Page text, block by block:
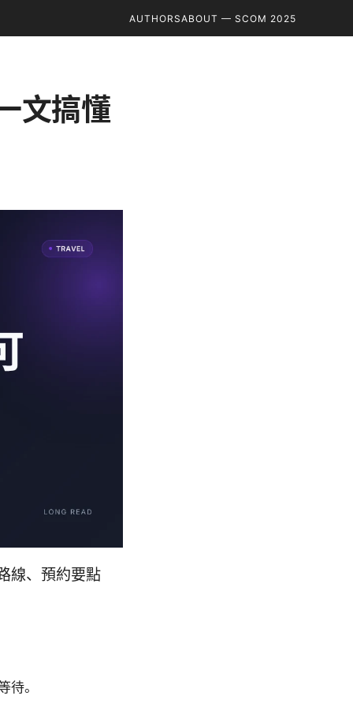
AUTHORSABOUT — SCOM 2025
文搞懂
線、預約要點
待。